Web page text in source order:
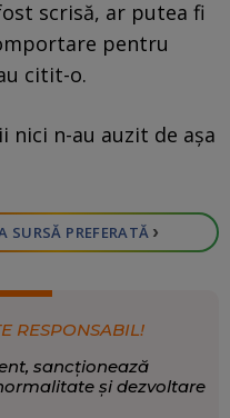
scrisă, ar putea fi
pentru
citit-o.
n-au auzit de așa
SURSĂ PREFERATĂ ›
RESPONSABIL!
sancționează
și dezvoltare